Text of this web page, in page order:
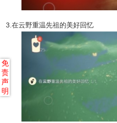
3.在云野重温先祖的美好回忆
免
责
声
明